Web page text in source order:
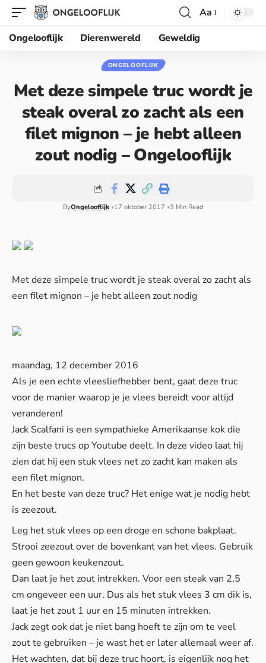
Aa
Ongelooflijk
Dierenwereld Geweldig
ONGELOOFLIJK
Met deze simpele truc wordt je
steak overal zo zacht als een
filet mignon – je hebt alleen
zout nodig – Ongelooflijk
ByOngelooflijk 17 oktober 2017 3 Min Read
Met deze simpele truc wordt je steak overal zo zacht als
een filet mignon – je hebt alleen zout nodig
maandag, 12 december 2016
Als je een echte vleesliefhebber bent, gaat deze truc
voor de manier waarop je je vlees bereidt voor altijd
veranderen!
Jack Scalfani is een sympathieke Amerikaanse kok die
zijn beste trucs op Youtube deelt. In deze video laat hij
zien dat hij een stuk vlees net zo zacht kan maken als
een filet mignon.
En het beste van deze truc? Het enige wat je nodig hebt
is zeezout.
Leg het stuk vlees op een droge en schone bakplaat.
Strooi zeezout over de bovenkant van het vlees. Gebruik
geen gewoon keukenzout.
Dan laat je het zout intrekken. Voor een steak van 2,5
cm ongeveer een uur. Dus als het stuk vlees 3 cm dik is,
laat je het zout 1 uur en 15 minuten intrekken.
Jack zegt ook dat je niet bang hoeft te zijn om te veel
zout te gebruiken – je wast het er later allemaal weer af.
Het wachten, dat bij deze truc hoort, is eigenlijk nog het